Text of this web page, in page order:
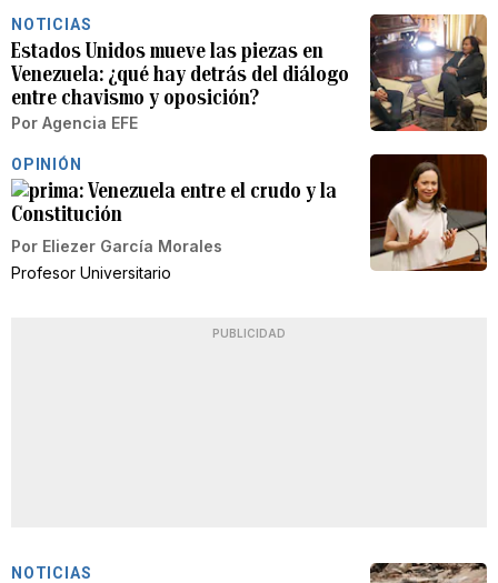
NOTICIAS
Estados Unidos mueve las piezas en
Venezuela: ¿qué hay detrás del diálogo
entre chavismo y oposición?
Por Agencia EFE
OPINIÓN
Venezuela entre el crudo y la
Constitución
Por Eliezer García Morales
Profesor Universitario
PUBLICIDAD
NOTICIAS